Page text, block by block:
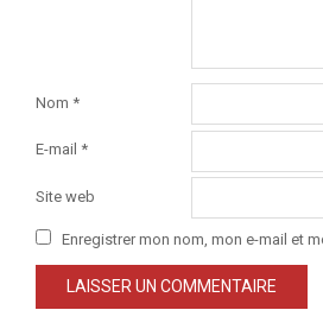
Nom *
E-mail *
Site web
Enregistrer mon nom, mon e-mail et